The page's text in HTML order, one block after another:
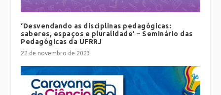
‘Desvendando as disciplinas pedagógicas:
saberes, espaços e pluralidade’ – Seminário das
Pedagógicas da UFRRJ
22 de novembro de 2023